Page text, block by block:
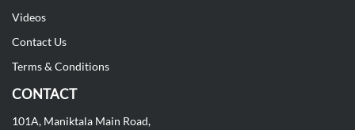
Videos
Contact Us
Terms & Conditions
CONTACT
101A, Maniktala Main Road,